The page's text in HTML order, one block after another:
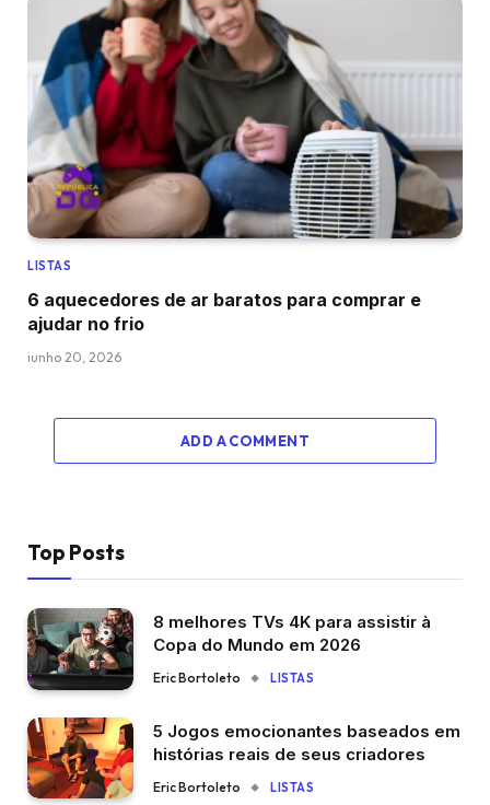
LISTAS
6 aquecedores de ar baratos para comprar e
ajudar no frio
junho 20, 2026
ADD A COMMENT
Top Posts
8 melhores TVs 4K para assistir à
Copa do Mundo em 2026
Eric Bortoleto LISTAS
5 Jogos emocionantes baseados em
histórias reais de seus criadores
Eric Bortoleto LISTAS